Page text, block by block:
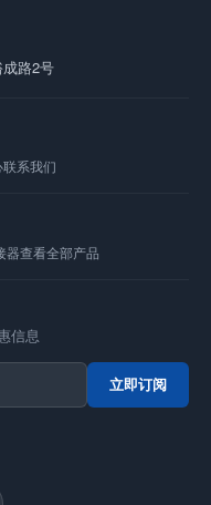
路2号
联系我们
器查看全部产品
信息
立即订阅